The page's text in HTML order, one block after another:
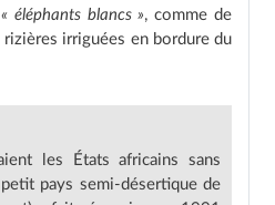
« éléphants blancs », comme de
irriguées en bordure du
les États africains sans
pays semi-désertique de